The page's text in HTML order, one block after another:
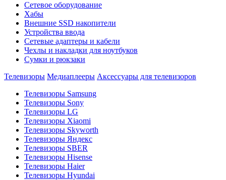
Сетевое оборудование
Хабы
Внешние SSD накопители
Устройства ввода
Сетевые адаптеры и кабели
Чехлы и накладки для ноутбуков
Сумки и рюкзаки
Телевизоры Медиаплееры Аксессуары для телевизоров
Телевизоры Samsung
Телевизоры Sony
Телевизоры LG
Телевизоры Xiaomi
Телевизоры Skyworth
Телевизоры Яндекс
Телевизоры SBER
Телевизоры Hisense
Телевизоры Haier
Телевизоры Hyundai